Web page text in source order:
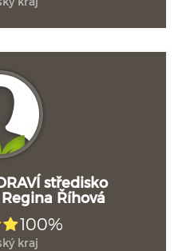
středisko
Říhová
100%
kraj